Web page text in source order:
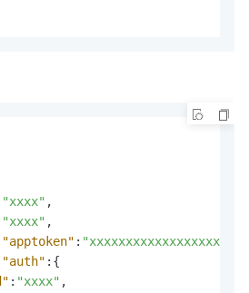
"xxxx" ,
"xxxx" ,
"apptoken" : "xxxxxxxxxxxxxxxxxx"
"auth" : {
: "xxxx" ,